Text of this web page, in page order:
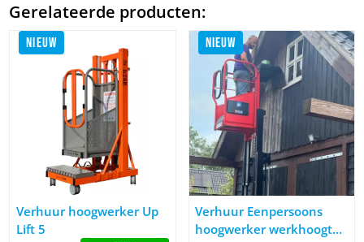
Gerelateerde producten:
NIEUW
Afbeelding Verhuur hoogwerker Up Lift 5
Verhuur hoogwerker Up
Lift 5
NIEUW
Afbeelding Verhuur
Verhuur Eenpersoons
hoogwerker werkhoogte